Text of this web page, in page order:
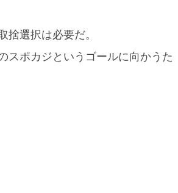
選択は必要だ。
スポカジというゴールに向かうた